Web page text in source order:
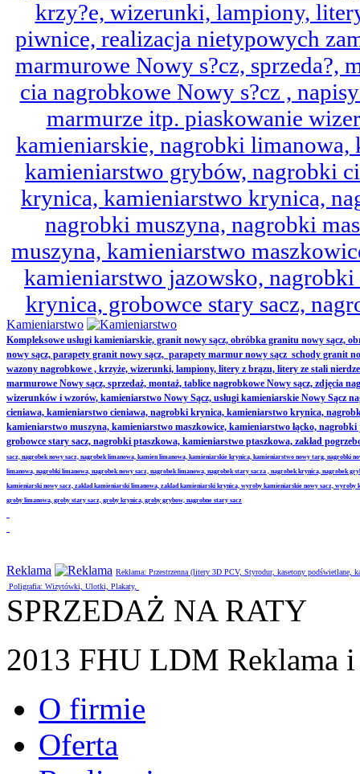
krzy?e, wizerunki, lampiony,
piwnice, realizacja nietypowych
marmurowe Nowy s?cz, sprzeda?,
cia nagrobkowe Nowy s?cz ,
marmurze itp. piaskowanie
kamieniarskie, nagrobki
kamieniarstwo grybów, nagrobki
krynica, kamieniarstwo krynica,
nagrobki muszyna, nagrobki
muszyna, kamieniarstwo
kamieniarstwo jazowsko,
krynica, grobowce stary sacz,
Kamieniarstwo
Kompleksowe usługi kamieniarskie, granit nowy sącz, obróbka granitu nowy sącz,
nowy sącz, parapety granit nowy sącz, parapety marmur nowy sącz schody granit
wazony nagrobkowe , krzyże, wizerunki, lampiony, litery z brązu, litery ze stali
marmurowe Nowy sącz, sprzedaż, montaż, tablice nagrobkowe Nowy sącz, zdjęcia
wizerunków i wzorów, kamieniarstwo Nowy Sącz, usługi kamieniarskie Nowy
cieniawa, kamieniarstwo cieniawa, nagrobki krynica, kamieniarstwo krynica,
kamieniarstwo muszyna, kamieniarstwo maszkowice, kamieniarstwo łącko,
grobowce stary sacz, nagrobki ptaszkowa, kamieniarstwo ptaszkowa, zakład
sacz, nagrobek nowy sacz, nagrobek limanowa, kamien limanowa, kamieniarskie krynica, kamieniarstwo nowy targ,
limanowa, nagrobki limanowa, nagrobek nowy sacz, nagrobek limanowa, nagrobek stary sacza , nagrobek krynica, nagrobek
kamieniarski nowy sacz, zaklad kamieniarski limanowa, zaklad kamieniarski krynica, wyroby kamieniarskie nowy sacz,
groby limanowa, groby stary sacz, groby krynica, groby grybow, nagrobne stary sacz
Reklama
Reklama: Przestrzenna (litery 3D PCV, Styrodur, kasetony
Poligrafia: Wizytówki, Ulotki, Plakaty,
SPRZEDAŻ NA RATY
2013 FHU LDM Reklama
O firmie
Oferta